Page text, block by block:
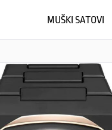
MUŠKI SATOVI